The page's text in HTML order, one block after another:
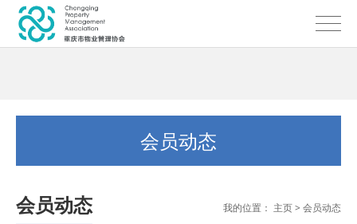
会员动态
会员动态 我的位置： 主页> 会员动态